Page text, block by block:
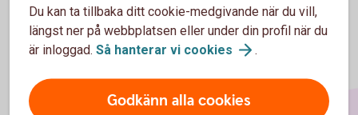
Du kan ta tillbaka ditt cookie-medgivande när du vill,
längst ner på webbplatsen eller under din profil när du
är inloggad. Så hanterar vi cookies .
Godkänn alla cookies